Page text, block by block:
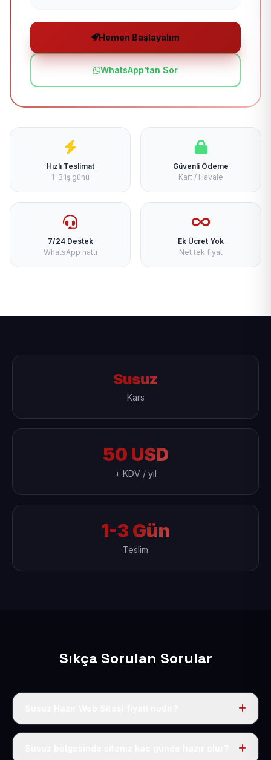
Hemen Başlayalım
WhatsApp'tan Sor
Hızlı Teslimat
1-3 iş günü
Güvenli Ödeme
Kart / Havale
7/24 Destek
WhatsApp hattı
Ek Ücret Yok
Net tek fiyat
Susuz
Kars
50 USD
+ KDV / yıl
1-3 Gün
Teslim
Sıkça Sorulan Sorular
Tek fiyat uygulanır: yıllık 50 USD + KDV. Bu bedele alan